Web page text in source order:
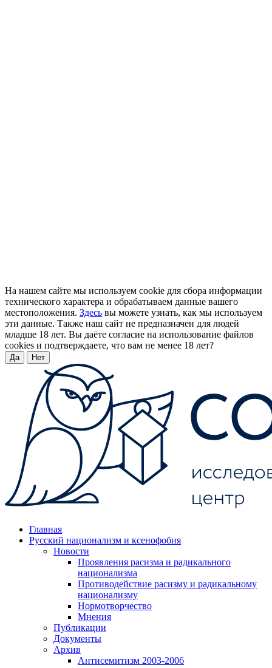
На нашем сайте мы используем cookie для сбора информации
технического характера и обрабатываем данные вашего
местоположения. Здесь вы можете узнать, как мы используем
эти данные. Также наш сайт не предназначен для людей
младше 18 лет. Вы даёте согласие на использование файлов
cookies и подтверждаете, что вам не менее 18 лет?
Да Нет
Главная
Русский национализм и ксенофобия
Новости
Проявления расизма и радикального
национализма
Противодействие расизму и радикальному
национализму
Нормотворчество
Мнения
Публикации
Документы
Архив
Антисемитизм 2003-2006